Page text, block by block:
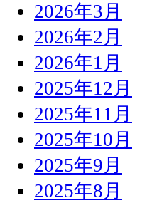
2026年3月
2026年2月
2026年1月
2025年12月
2025年11月
2025年10月
2025年9月
2025年8月